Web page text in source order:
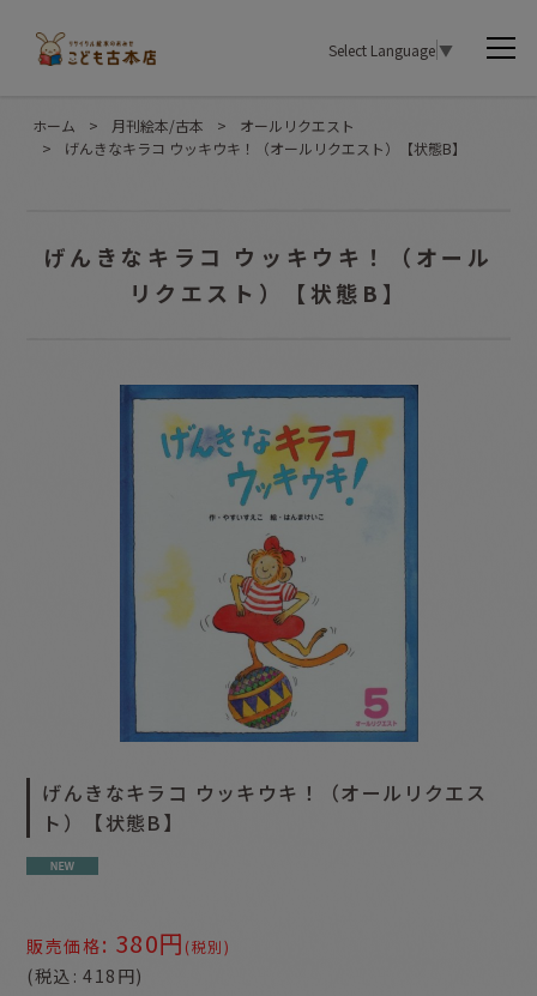
Select Language▼
ホーム > 月刊絵本/古本 >
オールリクエスト
>
げんきなキラコ ウッキウキ！（オールリクエスト）【状態B】
げんきなキラコ ウッキウキ！（オール
リクエスト）【状態B】
げんきなキラコ ウッキウキ！（オールリクエス
ト）【状態B】
販売価格: 380円 (税別)
(税込 : 418 円)